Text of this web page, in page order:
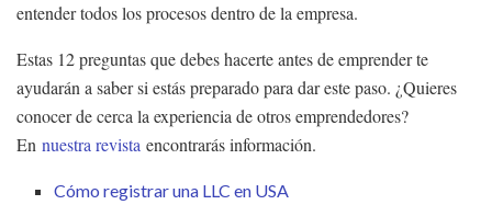
entender todos los procesos dentro de la empresa.
Estas 12 preguntas que debes hacerte antes de emprender te
ayudarán a saber si estás preparado para dar este paso. ¿Quieres
conocer de cerca la experiencia de otros emprendedores?
En nuestra revista encontrarás información.
Cómo registrar una LLC en USA